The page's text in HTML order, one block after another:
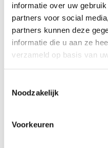
informatie over uw
partners voor social
partners kunnen deze
informatie die u aan ze
verzameld op basis van
Noodzakelijk
Voorkeuren
Heb je nog vragen
webinars? Contacteer
‘Sporten Zonder
In 2026 worden
Er wordt daarvoor
Na inschrijving
voor een Teams-